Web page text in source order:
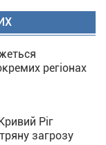
регіонах
Ріг
загрозу